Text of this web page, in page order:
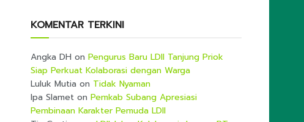
KOMENTAR TERKINI
Angka DH on Pengurus Baru LDII Tanjung Priok
Siap Perkuat Kolaborasi dengan Warga
Luluk Mutia on Tidak Nyaman
Ipa Slamet on Pemkab Subang Apresiasi
Pembinaan Karakter Pemuda LDII